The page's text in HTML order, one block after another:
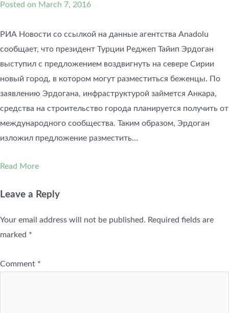
Posted on March 7, 2016
РИА Новости со ссылкой на данные агентства Anadolu
сообщает, что президент Турции Реджеп Тайип Эрдоган
выступил с предложением воздвигнуть на севере Сирии
новый город, в котором могут разместиться беженцы. По
заявлению Эрдогана, инфраструктурой займется Анкара,
средства на строительство города планируется получить от
международного сообщества. Таким образом, Эрдоган
изложил предложение разместить…
Read More
Leave a Reply
Your email address will not be published. Required fields are
marked *
Comment *